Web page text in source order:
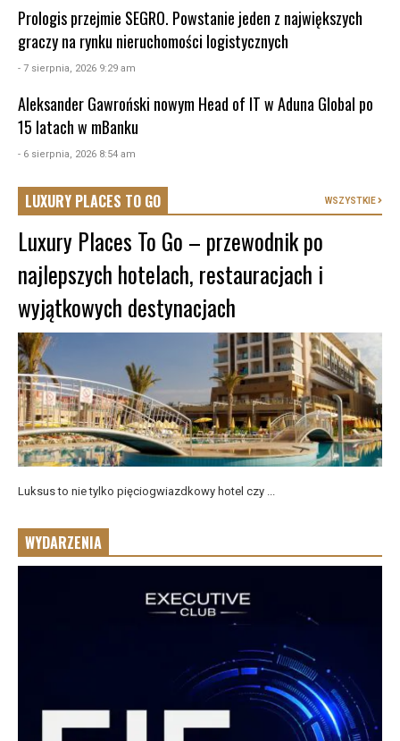
Prologis przejmie SEGRO. Powstanie jeden z największych
graczy na rynku nieruchomości logistycznych
- 7 sierpnia, 2026 9:29 am
Aleksander Gawroński nowym Head of IT w Aduna Global po
15 latach w mBanku
- 6 sierpnia, 2026 8:54 am
LUXURY PLACES TO GO WSZYSTKIE
Luxury Places To Go – przewodnik po
najlepszych hotelach, restauracjach i
wyjątkowych destynacjach
Luksus to nie tylko pięciogwiazdkowy hotel czy ...
WYDARZENIA